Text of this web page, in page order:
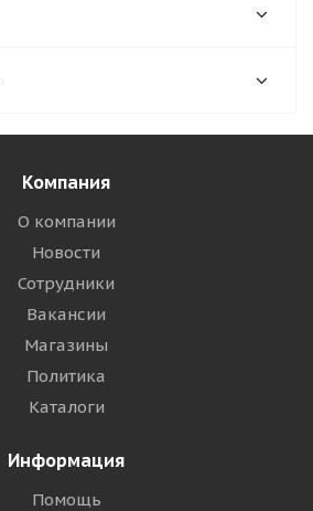
Компания
О компании
Новости
Сотрудники
Вакансии
Магазины
Политика
Каталоги
Информация
Помощь